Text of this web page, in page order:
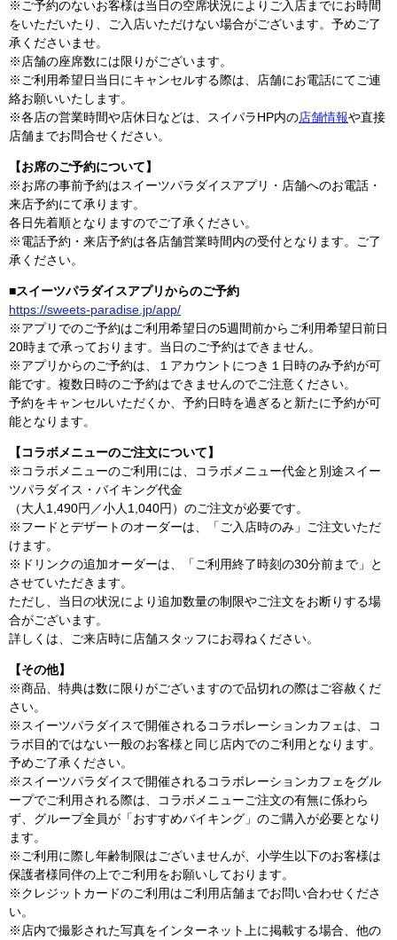
※ご予約のないお客様は当日の空席状況によりご入店までにお時間
をいただいたり、ご入店いただけない場合がございます。予めご了
承くださいませ。
※店舗の座席数には限りがございます。
※ご利用希望日当日にキャンセルする際は、店舗にお電話にてご連
絡お願いいたします。
※各店の営業時間や店休日などは、スイパラHP内の店舗情報や直接
店舗までお問合せください。
【お席のご予約について】
※お席の事前予約はスイーツパラダイスアプリ・店舗へのお電話・
来店予約にて承ります。
各日先着順となりますのでご了承ください。
※電話予約・来店予約は各店舗営業時間内の受付となります。ご了
承ください。
■スイーツパラダイスアプリからのご予約
https://sweets-paradise.jp/app/
※アプリでのご予約はご利用希望日の5週間前からご利用希望日前日
20時まで承っております。当日のご予約はできません。
※アプリからのご予約は、１アカウントにつき１日時のみ予約が可
能です。複数日時のご予約はできませんのでご注意ください。
予約をキャンセルいただくか、予約日時を過ぎると新たに予約が可
能となります。
【コラボメニューのご注文について】
※コラボメニューのご利用には、コラボメニュー代金と別途スイー
ツパラダイス・バイキング代金
（大人1,490円／小人1,040円）のご注文が必要です。
※フードとデザートのオーダーは、「ご入店時のみ」ご注文いただ
けます。
※ドリンクの追加オーダーは、「ご利用終了時刻の30分前まで」と
させていただきます。
ただし、当日の状況により追加数量の制限やご注文をお断りする場
合がございます。
詳しくは、ご来店時に店舗スタッフにお尋ねください。
【その他】
※商品、特典は数に限りがございますので品切れの際はご容赦くだ
さい。
※スイーツパラダイスで開催されるコラボレーションカフェは、コ
ラボ目的ではない一般のお客様と同じ店内でのご利用となります。
予めご了承ください。
※スイーツパラダイスで開催されるコラボレーションカフェをグル
ープでご利用される際は、コラボメニューご注文の有無に係わら
ず、グループ全員が「おすすめバイキング」のご購入が必要となり
ます。
※ご利用に際し年齢制限はございませんが、小学生以下のお客様は
保護者様同伴の上でご利用をお願いしております。
※クレジットカードのご利用はご利用店舗までお問い合わせくださ
い。
※店内で撮影された写真をインターネット上に掲載する場合、他の